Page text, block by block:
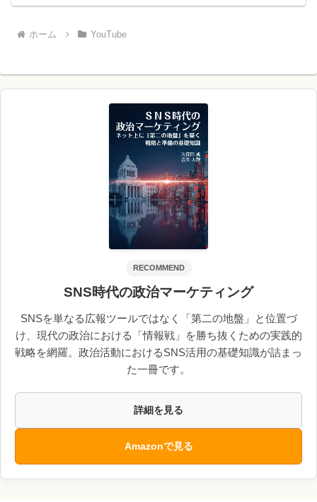
ホーム YouTube
RECOMMEND
SNS時代の政治マーケティング
SNSを単なる広報ツールではなく「第二の地盤」と位置づ
け、現代の政治における「情報戦」を勝ち抜くための実践的
戦略を網羅。政治活動におけるSNS活用の基礎知識が詰まっ
た一冊です。
詳細を見る
Amazonで見る